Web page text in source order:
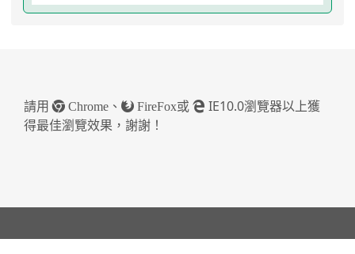
請用 Chrome 、 FireFox或
IE10.0瀏覽器以上獲
得最佳瀏覽效果，謝謝！